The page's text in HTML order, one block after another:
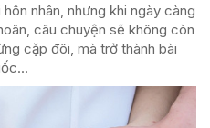
nhân, nhưng khi ngày càng
câu chuyện sẽ không còn
cặp đôi, mà trở thành bài